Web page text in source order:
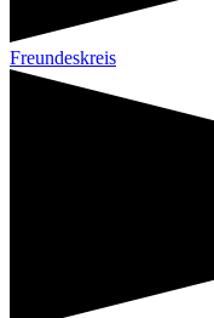
Freundeskreis